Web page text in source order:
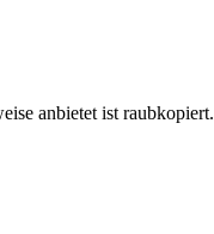
anbietet ist raubkopiert.